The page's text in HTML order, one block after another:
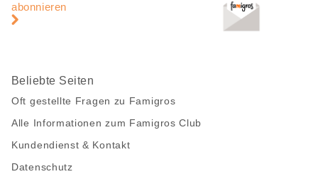
abonnieren
Beliebte Seiten
Oft gestellte Fragen zu Famigros
Alle Informationen zum Famigros Club
Kundendienst & Kontakt
Datenschutz